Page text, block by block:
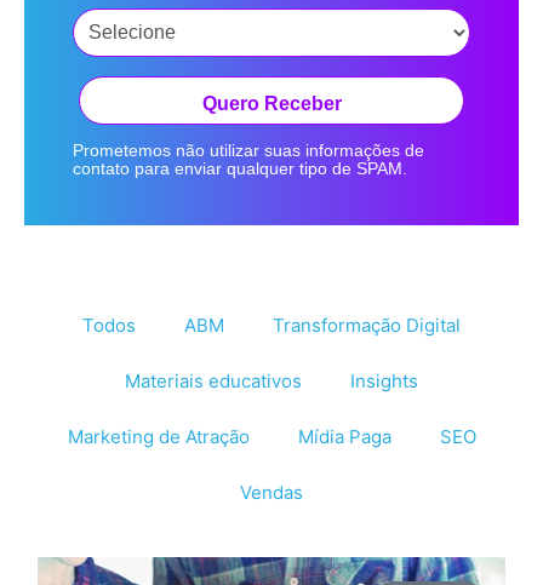
Quero Receber
Prometemos não utilizar suas informações de
contato para enviar qualquer tipo de SPAM.
Todos ABM Transformação Digital
Materiais educativos Insights
Marketing de Atração Mídia Paga SEO
Vendas